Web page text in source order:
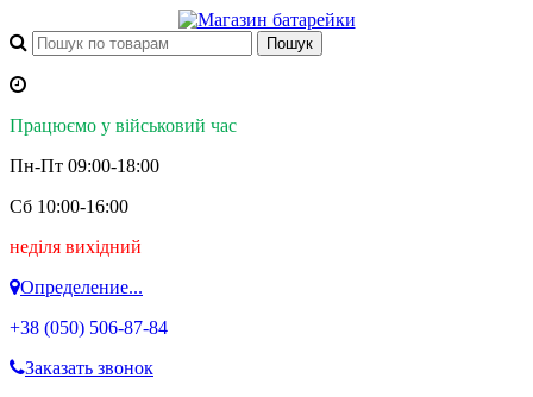
Працюємо у військовий час
Пн-Пт 09:00-18:00
Сб 10:00-16:00
неділя вихідний
Определение...
+38 (050) 506-87-84
Заказать звонок